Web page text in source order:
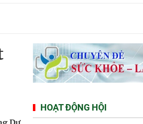
HOẠT ĐỘNG HỘI